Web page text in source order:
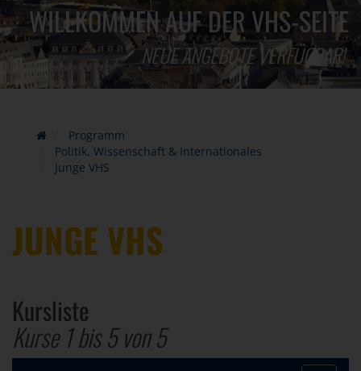
WILLKOMMEN AUF DER VHS-SEITE
NEUE ANGEBOTE VERFÜGBAR!
Programm
Politik, Wissenschaft & Internationales
Junge VHS
JUNGE VHS
Kursliste
Kurse 1 bis5von5